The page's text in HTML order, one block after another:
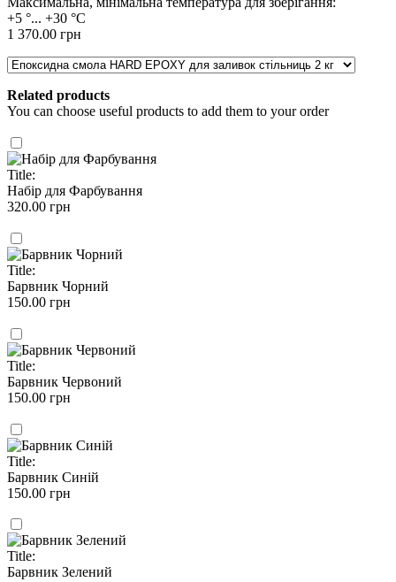
+5 °... +30 °С
1 370.00 грн
Related products
You can choose useful products to add them to your order
Title:
Набір для Фарбування
320.00 грн
Title:
Барвник Чорний
150.00 грн
Title:
Барвник Червоний
150.00 грн
Title:
Барвник Синій
150.00 грн
Title:
Барвник Зелений